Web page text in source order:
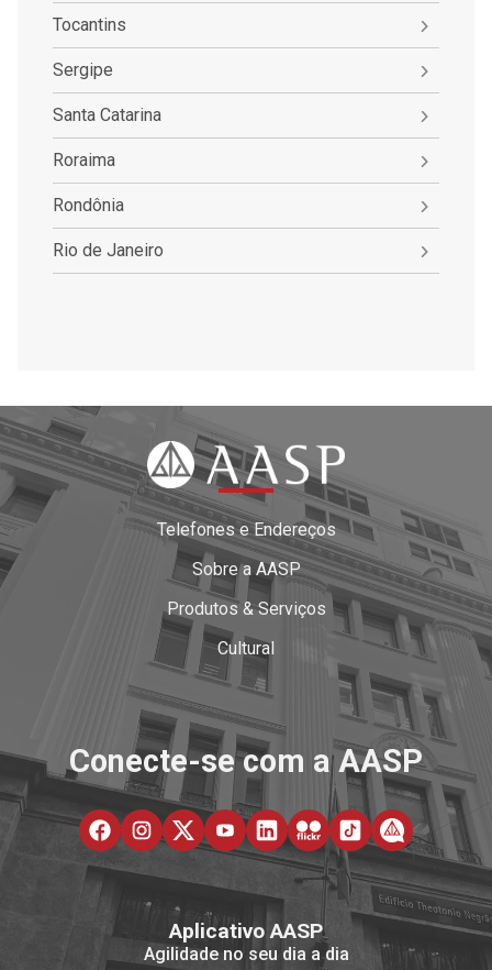
Tocantins
Sergipe
Santa Catarina
Roraima
Rondônia
Rio de Janeiro
Telefones e Endereços
Sobre a AASP
Produtos & Serviços
Cultural
Conecte-se com a AASP
Aplicativo AASP
Agilidade no seu dia a dia